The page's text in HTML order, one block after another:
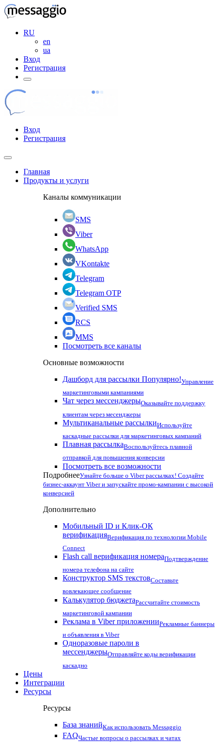
RU
en
ua
Вход
Регистрация
Вход
Регистрация
Главная
Продукты и услуги
Каналы коммуникации
SMS
Viber
WhatsApp
VKontakte
Telegram
Telegram OTP
Verified SMS
RCS
MMS
Посмотреть все каналы
Основные возможности
Дашборд для рассылки Популярно!Управление
маркетинговыми кампаниями
Чат через мессенджерыОказывайте поддержку
клиентам через месенджеры
Мультиканальные рассылкиИспользуйте
каскадные рассылки для маркетинговых кампаний
Плавная рассылкаВоспользуйтесь плавной
отправкой для повышения конверсии
Посмотреть все возможности
ПодробнееУзнайте больше о Viber рассылках! Создайте
бизнес-аккаунт Viber и запускайте промо-кампании с высокой
конверсией
Дополнительно
Мобильный ID и Клик-ОК
верификацияВерификация по технологии Mobile
Connect
Flash call верификация номераПодтверждение
номера телефона на сайте
Конструктор SMS текстовСоставьте
вовлекающее сообщение
Калькулятор бюджетаРассчитайте стоимость
маркетинговой кампании
Реклама в Viber приложенииРекламные баннеры
и объявления в Viber
Одноразовые пароли в
мессенджерыОтправляйте коды верификации
каскадно
Цены
Интеграции
Ресурсы
Ресурсы
База знанийКак использовать Messaggio
FAQЧастые вопросы о рассылках и чатах